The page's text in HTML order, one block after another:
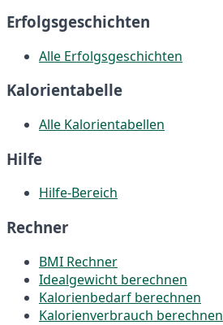
Erfolgsgeschichten
Alle Erfolgsgeschichten
Kalorientabelle
Alle Kalorientabellen
Hilfe
Hilfe-Bereich
Rechner
BMI Rechner
Idealgewicht berechnen
Kalorienbedarf berechnen
Kalorienverbrauch berechnen